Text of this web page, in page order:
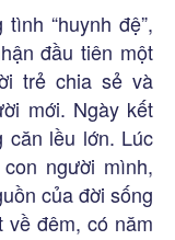
“huynh đệ”,
đầu tiên một
trẻ chia sẻ và
mới. Ngày kết
căn lều lớn. Lúc
người mình,
của đời sống
đêm, có năm